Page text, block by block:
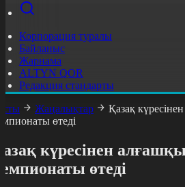
Корпорация туралы
Байланыс
Жарнама
ALTYN QOR
Редакция стандарты
Жаңалықтар
Қазақ
өтеді
күресінен
өтеді